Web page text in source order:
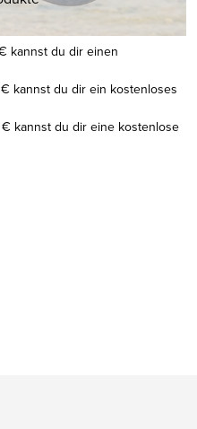
kannst du dir einen
kannst du dir ein kostenloses
kannst du dir eine kostenlose